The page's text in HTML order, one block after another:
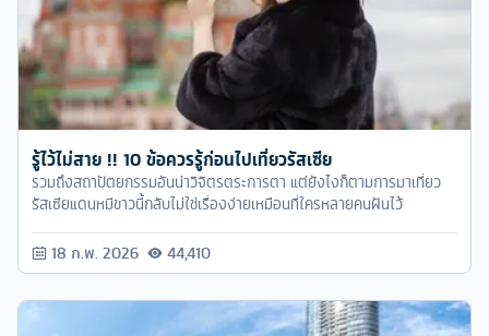
รู้ไว้ไม่สาย !! 10 ข้อควรรู้ก่อนไปเที่ยวรัสเซีย
รวมถึงสถาปัตยกรรมอันน่าวิจิตรตระการตา แต่ยังไงก็ตามการมาเที่ยว
รัสเซียแดนหมีขาวนี้กลับไม่ใช่เรื่องง่ายเหมือนที่ใครหลายคนฝันไว้
18 ก.พ. 2026 44,410